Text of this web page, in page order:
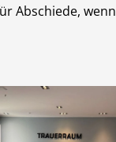
Abschiede,